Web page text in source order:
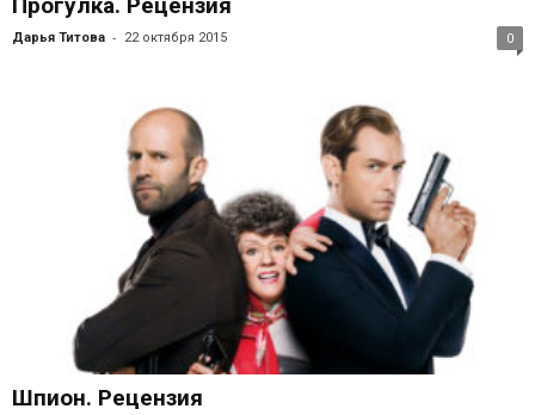
Дарья Титова - 22 октября 2015 0
Шпион. Рецензия